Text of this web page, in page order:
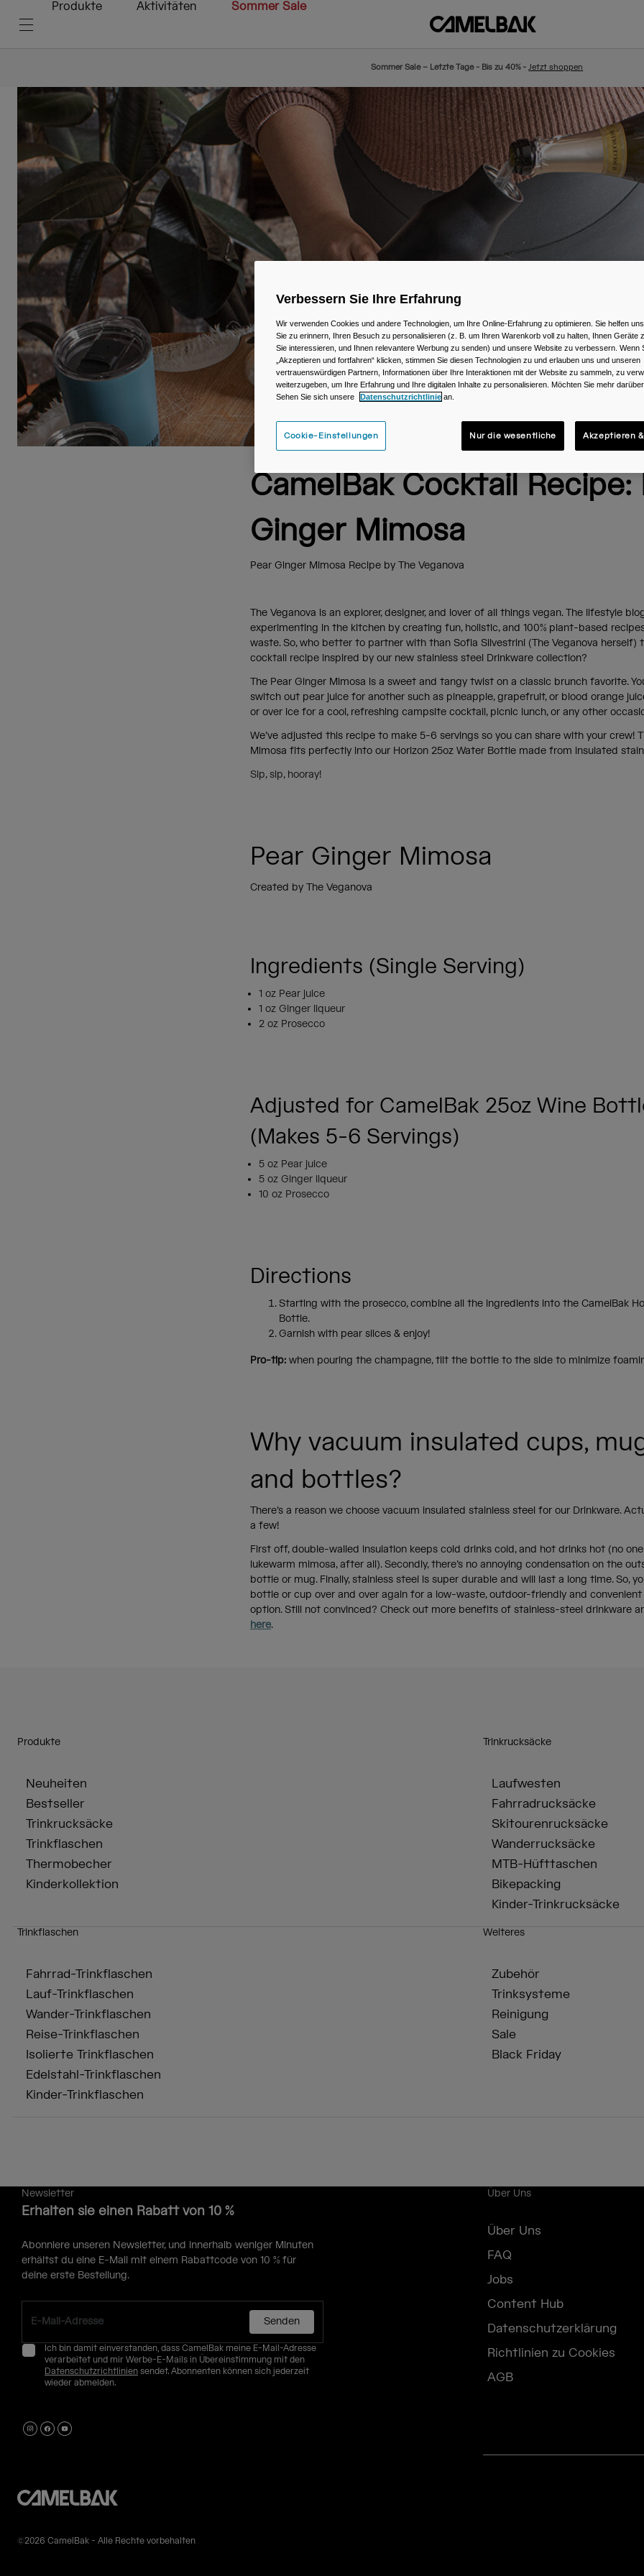
Produkte Aktivitäten Sommer Sale
Sommer Sale – Letzte Tage - Bis zu 40% -Jetzt shoppen
CamelBak Cocktail Recipe:
Ginger Mimosa
Pear Ginger Mimosa Recipe by The Veganova
The Veganova is an explorer, designer, and lover of all things vegan. The lifestyle
experimenting in the kitchen by creating fun, holistic, and 100% plant-based
waste. So, who better to partner with than Sofia Silvestrini (The Veganova herself)
cocktail recipe inspired by our new stainless steel Drinkware collection?
The Pear Ginger Mimosa is a sweet and tangy twist on a classic brunch favorite.
switch out pear juice for another such as pineapple, grapefruit, or blood orange
or over ice for a cool, refreshing campsite cocktail, picnic lunch, or any other
We’ve adjusted this recipe to make 5-6 servings so you can share with your crew!
Mimosa fits perfectly into our Horizon 25oz Water Bottle made from insulated
Sip, sip, hooray!
Pear Ginger Mimosa
Created by The Veganova
Ingredients (Single Serving)
1 oz Pear juice
1 oz Ginger liqueur
2 oz Prosecco
Adjusted for CamelBak 25oz Wine
(Makes 5-6 Servings)
5 oz Pear juice
5 oz Ginger liqueur
10 oz Prosecco
Directions
Starting with the prosecco, combine all the ingredients into the CamelBak
Bottle.
Garnish with pear slices & enjoy!
Pro-tip: when pouring the champagne, tilt the bottle to the side to minimize
Why vacuum insulated cups,
and bottles?
There’s a reason we choose vacuum insulated stainless steel for our Drinkware.
a few!
First off, double-walled insulation keeps cold drinks cold, and hot drinks hot (no
lukewarm mimosa, after all). Secondly, there’s no annoying condensation on the
bottle or mug. Finally, stainless steel is super durable and will last a long time. So,
bottle or cup over and over again for a low-waste, outdoor-friendly and
option. Still not convinced? Check out more benefits of stainless-steel drinkware
here.
Produkte
Neuheiten
Bestseller
Trinkrucksäcke
Trinkflaschen
Thermobecher
Kinderkollektion
Trinkrucksäcke
Laufwesten
Fahrradrucksäcke
Skitourenrucksäcke
Wanderrucksäcke
MTB-Hüfttaschen
Bikepacking
Kinder-Trinkrucksäcke
Trinkflaschen
Fahrrad-Trinkflaschen
Lauf-Trinkflaschen
Wander-Trinkflaschen
Reise-Trinkflaschen
Isolierte Trinkflaschen
Edelstahl-Trinkflaschen
Kinder-Trinkflaschen
Weiteres
Zubehör
Trinksysteme
Reinigung
Sale
Black Friday
Newsletter
Erhalten sie einen Rabatt von 10 %
Abonniere unseren Newsletter, und innerhalb weniger Minuten
erhältst du eine E-Mail mit einem Rabattcode von 10 % für
deine erste Bestellung.
Senden
Ich bin damit einverstanden, dass CamelBak meine E-Mail-Adresse
verarbeitet und mir Werbe-E-Mails in Übereinstimmung mit den
Datenschutzrichtlinien sendet. Abonnenten können sich jederzeit
wieder abmelden.
Über Uns
Über Uns
FAQ
Jobs
Content Hub
Datenschutzerklärung
Richtlinien zu Cookies
AGB
©2026 CamelBak - Alle Rechte vorbehalten
Verbessern Sie Ihre Erfahrung
Wir verwenden Cookies und andere Technologien, um Ihre Online-Erfahrung zu optimieren. Sie helfen
Sie zu erinnern, Ihren Besuch zu personalisieren (z. B. um Ihren Warenkorb voll zu halten, Ihnen Geräte
Sie interessieren, und Ihnen relevantere Werbung zu senden) und unsere Website zu verbessern. Wenn
„Akzeptieren und fortfahren“ klicken, stimmen Sie diesen Technologien zu und erlauben uns und unseren
vertrauenswürdigen Partnern, Informationen über Ihre Interaktionen mit der Website zu sammeln, zu
weiterzugeben, um Ihre Erfahrung und Ihre digitalen Inhalte zu personalisieren. Möchten Sie mehr
Sehen Sie sich unsere
Datenschutzrichtlinie an.
Cookie-Einstellungen Nur die wesentliche Akzeptieren